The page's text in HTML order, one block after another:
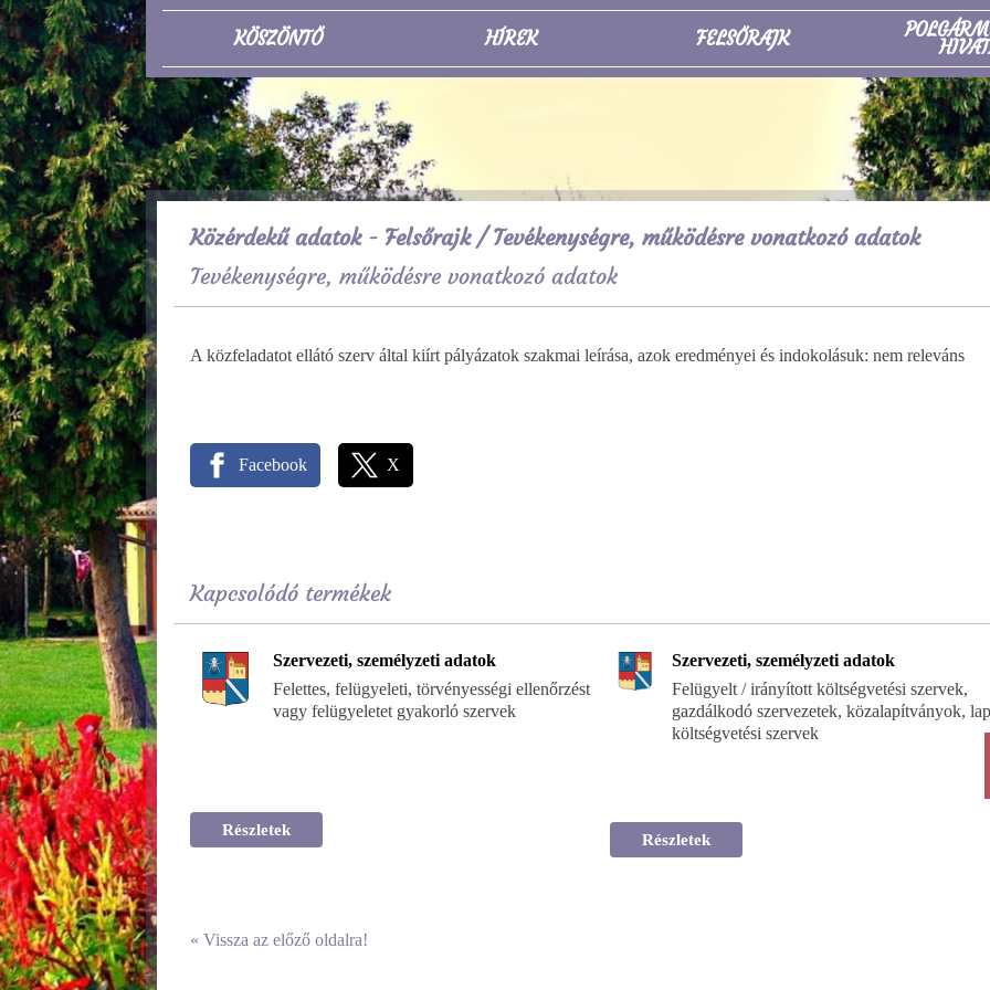
KÖSZÖNTŐ HÍREK FELSŐRAJK
Közérdekű adatok - Felsőrajk/ Tevékenységre, működésre vonatkozó adatok
Tevékenységre, működésre vonatkozó adatok
A közfeladatot ellátó szerv által kiírt pályázatok szakmai leírása, azok eredményei és indokolásuk: nem releváns
Facebook X
Kapcsolódó termékek
Szervezeti, személyzeti adatok
Felettes, felügyeleti, törvényességi ellenőrzést
vagy felügyeletet gyakorló szervek
Részletek
Szervezeti, személyzeti adatok
Felügyelt / irányított költségvetési szervek,
gazdálkodó szervezetek, közalapítványok,
költségvetési szervek
Részletek
« Vissza az előző oldalra!